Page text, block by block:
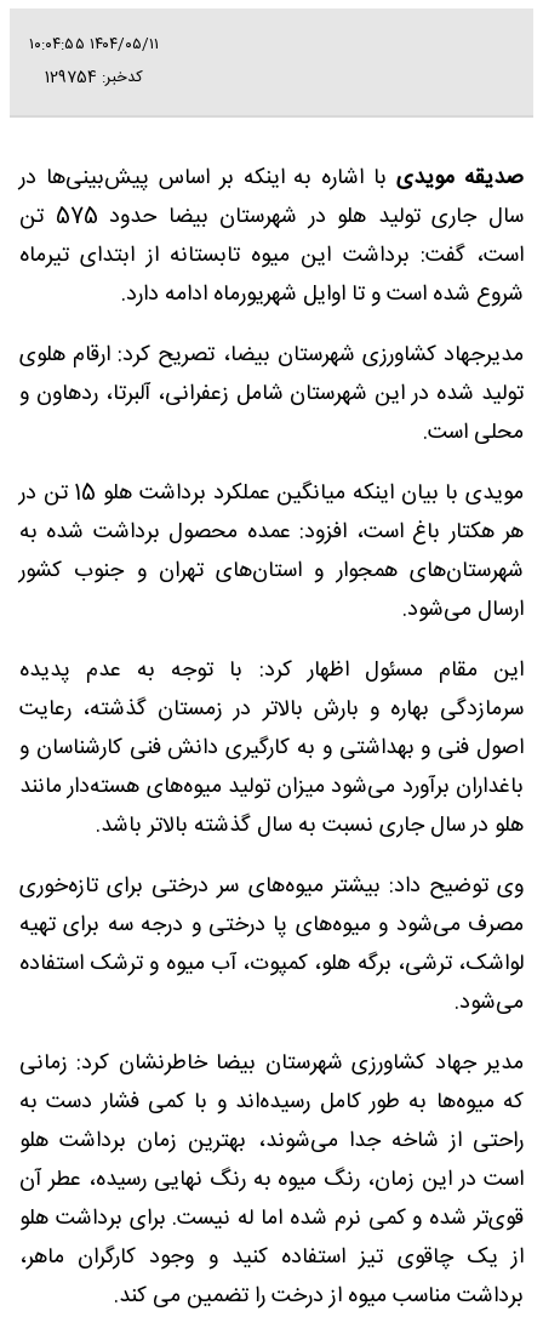
۱۴۰۴/۰۵/۱۱ ۱۰:۰۴:۵۵
کدخبر: 129754
صدیقه مویدیبا اشاره به اینکه بر اساس پیش‌بینی‌ها در
سال جاری تولید هلو در شهرستان بیضا حدود 575 تن
است، گفت: برداشت این میوه تابستانه از ابتدای تیرماه
شروع شده است و تا اوایل شهریورماه ادامه دارد.
مدیرجهاد کشاورزی شهرستان بیضا، تصریح کرد: ارقام هلوی
تولید شده در این شهرستان شامل زعفرانی، آلبرتا، ردهاون و
محلی است.
مویدی با بیان اینکه میانگین عملکرد برداشت هلو 15 تن در
هر هکتار باغ است، افزود: عمده محصول برداشت شده به
شهرستان‌های همجوار و استان‌های تهران و جنوب کشور
ارسال می‌شود.
این مقام مسئول اظهار کرد: با توجه به عدم پدیده
سرمازدگی بهاره و بارش بالاتر در زمستان گذشته، رعایت
اصول فنی و بهداشتی و به کارگیری دانش فنی کارشناسان و
باغداران برآورد می‌شود میزان تولید میوه‌های هسته‌دار مانند
هلو در سال جاری نسبت به سال گذشته بالاتر باشد.
وی توضیح داد: بیشتر میوه‌های سر درختی برای تازه‌خوری
مصرف می‌شود و میوه‌های پا درختی و درجه سه برای تهیه
لواشک، ترشی، برگه هلو، کمپوت، آب میوه و ترشک استفاده
می‌شود.
مدیر جهاد کشاورزی شهرستان بیضا خاطرنشان کرد: زمانی
که میوه‌ها به طور کامل رسیده‌اند و با کمی فشار دست به
راحتی از شاخه جدا می‌شوند، بهترین زمان برداشت هلو
است در این زمان، رنگ میوه به رنگ نهایی رسیده، عطر آن
قوی‌تر شده و کمی نرم شده اما له نیست. برای برداشت هلو
از یک چاقوی تیز استفاده کنید و وجود کارگران ماهر،
برداشت مناسب میوه از درخت را تضمین می کند.